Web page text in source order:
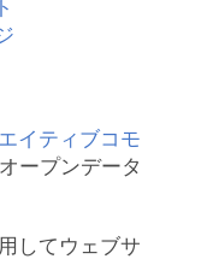
イティブコモ
ープンデータ
してウェブサ